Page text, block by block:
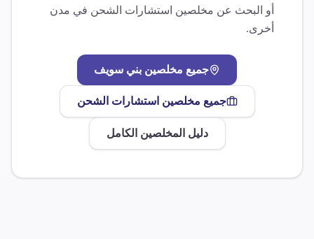
أو البحث عن مخلصين استشارات الشحن في مدن
أخرى.
جميع مخلصين بني سويف
جميع مخلصين استشارات الشحن
دليل المخلصين الكامل